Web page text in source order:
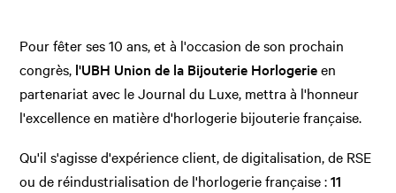
Pour fêter ses 10 ans, et à l'occasion de son prochain
congrès, l'UBH Union de la Bijouterie Horlogerieen
partenariat avec le Journal du Luxe, mettra à l'honneur
l'excellence en matière d'horlogerie bijouterie française.
Qu'il s'agisse d'expérience client, de digitalisation, de RSE
ou de réindustrialisation de l'horlogerie française :11